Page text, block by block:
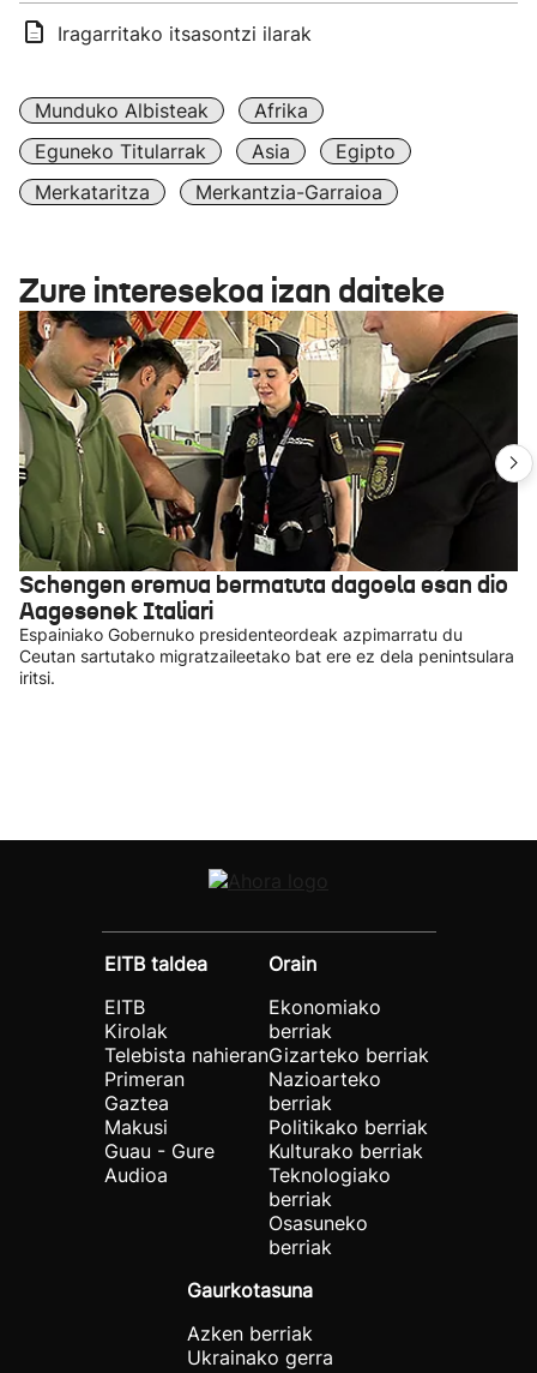
Iragarritako itsasontzi ilarak
Munduko Albisteak
Afrika
Eguneko Titularrak
Asia
Egipto
Merkataritza
Merkantzia-Garraioa
Zure interesekoa izan daiteke
Schengen eremua bermatuta dagoela esan dio
Aagesenek Italiari
Espainiako Gobernuko presidenteordeak azpimarratu du
Ceutan sartutako migratzaileetako bat ere ez dela penintsulara
iritsi.
EITB taldea
EITB
Kirolak
Telebista nahieran
Primeran
Gaztea
Makusi
Guau - Gure
Audioa
Orain
Ekonomiako
berriak
Gizarteko berriak
Nazioarteko
berriak
Politikako berriak
Kulturako berriak
Teknologiako
berriak
Osasuneko
berriak
Gaurkotasuna
Azken berriak
Ukrainako gerra